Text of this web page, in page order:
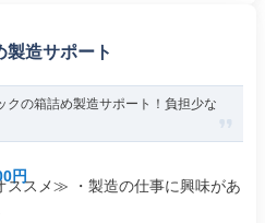
製造サポート
クの箱詰め製造サポート！負担少な
円
スメ≫ ・製造の仕事に興味があ